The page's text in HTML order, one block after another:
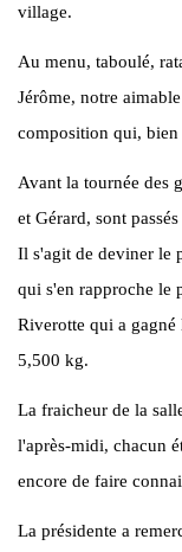
village.
Au menu, taboulé,
Jérôme, notre
composition qui, bien
Avant la tournée des
et Gérard, sont
Il s'agit de deviner le
qui s'en rapproche le
Riverotte qui a
5,500 kg.
La fraicheur de la
l'après-midi, chacun
encore de faire
La présidente a